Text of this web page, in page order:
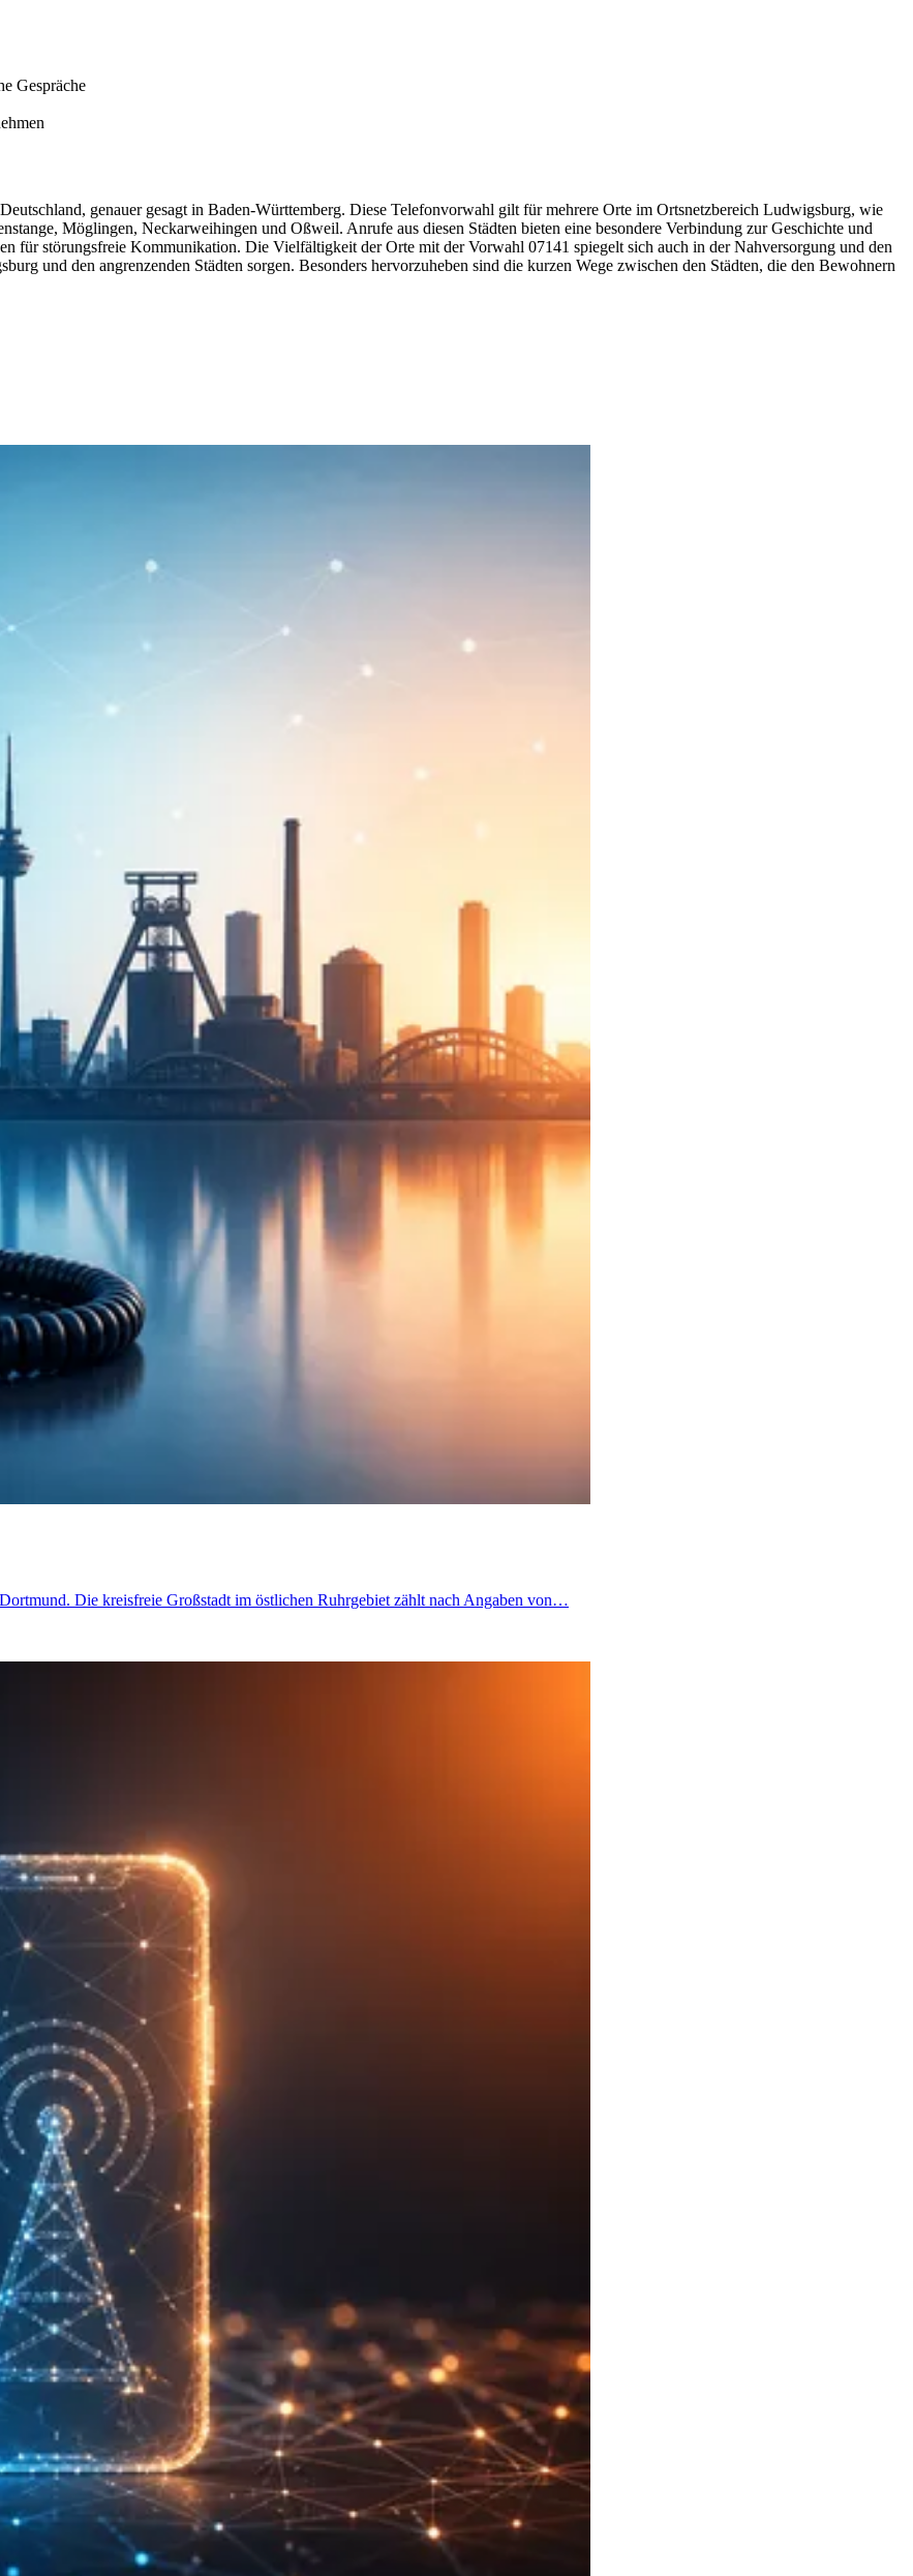
Gespräche
genauer gesagt in Baden-Württemberg. Diese Telefonvorwahl gilt für mehrere Orte im Ortsnetzbereich Ludwigsburg, wie
Möglingen, Neckarweihingen und Oßweil. Anrufe aus diesen Städten bieten eine besondere Verbindung zur Geschichte und
für störungsfreie Kommunikation. Die Vielfältigkeit der Orte mit der Vorwahl 07141 spiegelt sich auch in der Nahversorgung und den
und den angrenzenden Städten sorgen. Besonders hervorzuheben sind die kurzen Wege zwischen den Städten, die den Bewohnern
Die kreisfreie Großstadt im östlichen Ruhrgebiet zählt nach Angaben von…